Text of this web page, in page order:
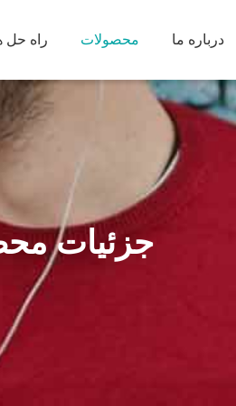
درباره ما محصولات راه حل
جزئیات